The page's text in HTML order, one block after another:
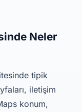
Neler
tipik
iletişim
konum,